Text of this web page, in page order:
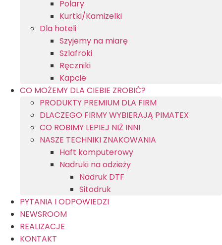
Polary
Kurtki/Kamizelki
Dla hoteli
Szyjemy na miarę
Szlafroki
Ręczniki
Kapcie
CO MOŻEMY DLA CIEBIE ZROBIĆ?
PRODUKTY PREMIUM DLA FIRM
DLACZEGO FIRMY WYBIERAJĄ PIMATEX
CO ROBIMY LEPIEJ NIŻ INNI
NASZE TECHNIKI ZNAKOWANIA
Haft komputerowy
Nadruki na odzieży
Nadruk DTF
Sitodruk
PYTANIA I ODPOWIEDZI
NEWSROOM
REALIZACJE
KONTAKT